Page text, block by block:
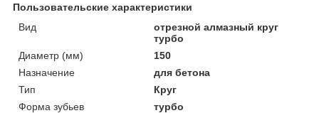
Пользовательские характеристики
Вид
отрезной алмазный круг
турбо
Диаметр (мм)
150
Назначение
для бетона
Тип
Круг
Форма зубьев
турбо